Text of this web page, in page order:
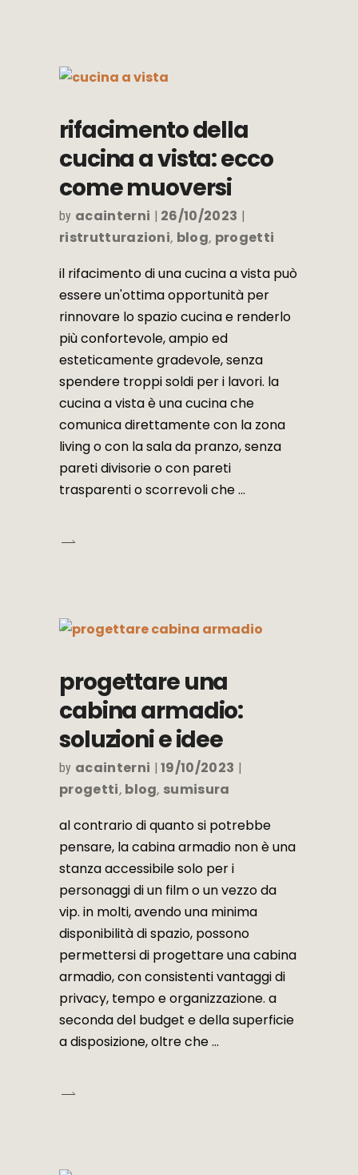
rifacimento della
cucina a vista: ecco
come muoversi
by acainterni
26/10/2023
ristrutturazioni, blog, progetti
il rifacimento di una cucina a vista può
essere un'ottima opportunità per
rinnovare lo spazio cucina e renderlo
più confortevole, ampio ed
esteticamente gradevole, senza
spendere troppi soldi per i lavori. la
cucina a vista è una cucina che
comunica direttamente con la zona
living o con la sala da pranzo, senza
pareti divisorie o con pareti
trasparenti o scorrevoli che
progettare una
cabina armadio:
soluzioni e idee
by acainterni
19/10/2023
progetti, blog, sumisura
al contrario di quanto si potrebbe
pensare, la cabina armadio non è una
stanza accessibile solo per i
personaggi di un film o un vezzo da
vip. in molti, avendo una minima
disponibilità di spazio, possono
permettersi di progettare una cabina
armadio, con consistenti vantaggi di
privacy, tempo e organizzazione. a
seconda del budget e della superficie
a disposizione, oltre che